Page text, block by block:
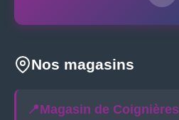
Nos magasins
📍Magasin de Coignières